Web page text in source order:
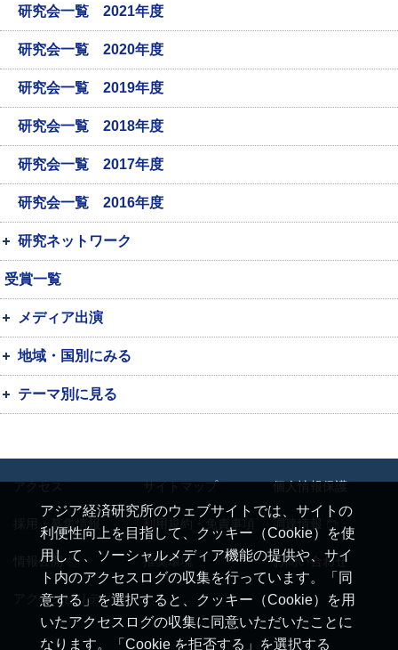
研究会一覧 2021年度
研究会一覧 2020年度
研究会一覧 2019年度
研究会一覧 2018年度
研究会一覧 2017年度
研究会一覧 2016年度
研究ネットワーク
受賞一覧
メディア出演
地域・国別にみる
テーマ別に見る
アジア経済研究所のウェブサイトでは、サイトの
利便性向上を目指して、クッキー（Cookie）を使
用して、ソーシャルメディア機能の提供や、サイ
ト内のアクセスログの収集を行っています。「同
意する」を選択すると、クッキー（Cookie）を用
いたアクセスログの収集に同意いただいたことに
なります。「Cookie を拒否する」を選択する
アクセス サイトマップ 個人情報保護
採用・募集情報 利用規約・免責事項
情報公開 推奨環境 お問い合わせ
アクセシビリティ